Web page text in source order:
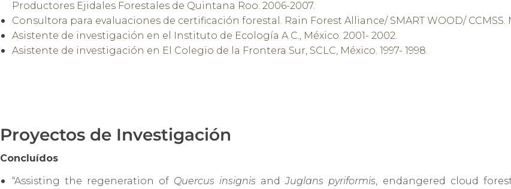
Productores Ejidales Forestales de Quintana Roo. 2006-2007.
Consultora para evaluaciones de certificación forestal. Rain Forest Alliance/ SMART WOOD/ CCMSS.
Asistente de investigación en el Instituto de Ecología A.C., México. 2001- 2002.
Asistente de investigación en El Colegio de la Frontera Sur, SCLC, México. 1997- 1998.
Proyectos de Investigación
Concluídos
“Assisting the regeneration of Quercus insignis andJuglans pyriformis , endangered cloud